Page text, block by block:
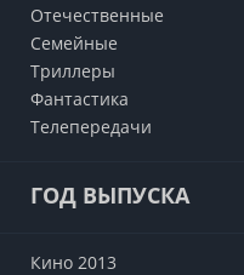
Отечественные
Семейные
Триллеры
Фантастика
Телепередачи
ГОД ВЫПУСКА
Кино 2013